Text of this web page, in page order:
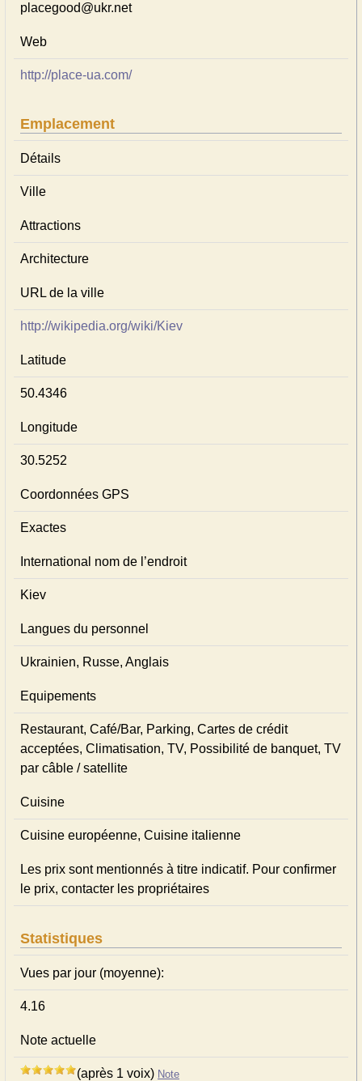
placegood@ukr.net
Web
http://place-ua.com/
Emplacement
Détails
Ville
Attractions
Architecture
URL de la ville
http://wikipedia.org/wiki/Kiev
Latitude
50.4346
Longitude
30.5252
Coordonnées GPS
Exactes
International nom de l’endroit
Kiev
Langues du personnel
Ukrainien, Russe, Anglais
Equipements
Restaurant, Café/Bar, Parking, Cartes de crédit
acceptées, Climatisation, TV, Possibilité de banquet, TV
par câble / satellite
Cuisine
Cuisine européenne, Cuisine italienne
Les prix sont mentionnés à titre indicatif. Pour confirmer
le prix, contacter les propriétaires
Statistiques
Vues par jour (moyenne):
4.16
Note actuelle
(après 1 voix) Note